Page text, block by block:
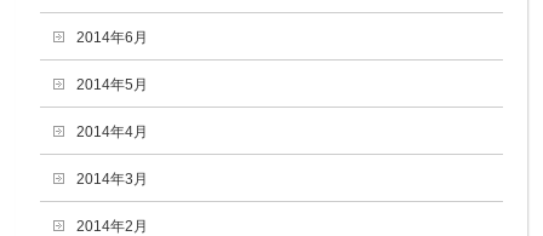
2014年6月
2014年5月
2014年4月
2014年3月
2014年2月